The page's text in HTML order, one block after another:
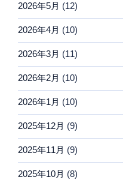
2026年5月 (12)
2026年4月 (10)
2026年3月 (11)
2026年2月 (10)
2026年1月 (10)
2025年12月 (9)
2025年11月 (9)
2025年10月 (8)